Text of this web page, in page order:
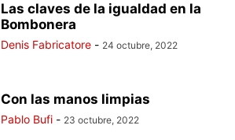
Las claves de la igualdad en la
Bombonera
Denis Fabricatore - 24 octubre, 2022
Con las manos limpias
Pablo Bufi - 23 octubre, 2022